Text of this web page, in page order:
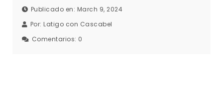
Publicado en: March 9, 2024
Por: Latigo con Cascabel
Comentarios: 0